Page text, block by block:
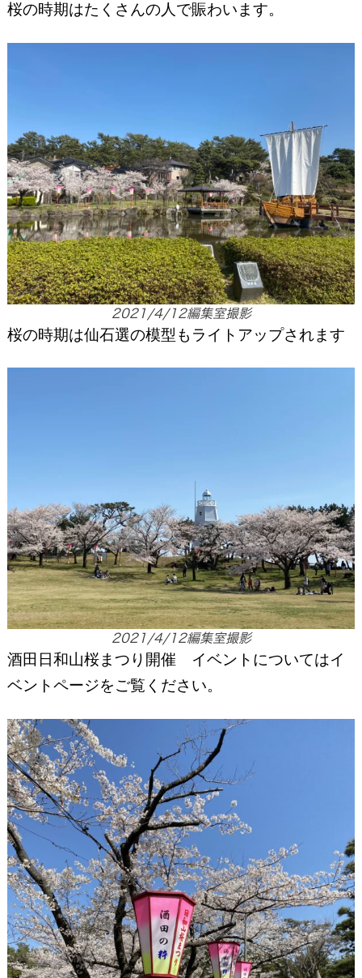
桜の時期はたくさんの人で賑わいます。
2021/4/12編集室撮影
桜の時期は仙石選の模型もライトアップされます
2021/4/12編集室撮影
酒田日和山桜まつり開催 イベントについてはイ
ベントページをご覧ください。